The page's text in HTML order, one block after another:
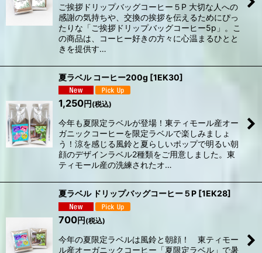
ご挨拶ドリップバッグコーヒー５P 大切な人への
感謝の気持ちや、交換の挨拶を伝えるためにぴっ
たりな「ご挨拶ドリップバッグコーヒー5p」。こ
の商品は、コーヒー好きの方々に心温まるひとと
きを提供す…
夏ラベル コーヒー200g [1EK30]
1,250円 (税込)
今年も夏限定ラベルが登場！東ティモール産オー
ガニックコーヒーを限定ラベルで楽しみましょ
う！涼を感じる風鈴と夏らしいポップで明るい朝
顔のデザインラベル2種類をご用意しました。東
ティモール産の洗練されたオ…
夏ラベル ドリップバッグコーヒー５P [1EK28]
700円 (税込)
今年の夏限定ラベルは風鈴と朝顔！ 東ティモー
ル産オーガニックコーヒー「夏限定ラベル」で暑